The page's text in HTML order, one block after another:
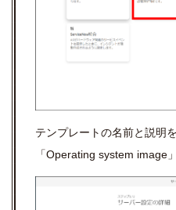
テンプレートの名前と説明
「Operating system image